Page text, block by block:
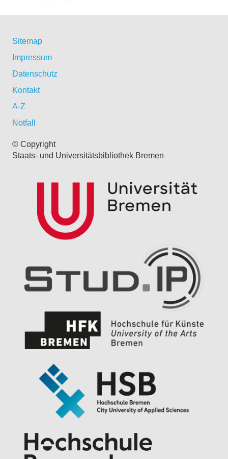
Sitemap
Impressum
Datenschutz
Kontakt
A-Z
Notfall
© Copyright
Staats- und Universitätsbibliothek Bremen